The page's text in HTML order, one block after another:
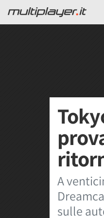
A
sulle